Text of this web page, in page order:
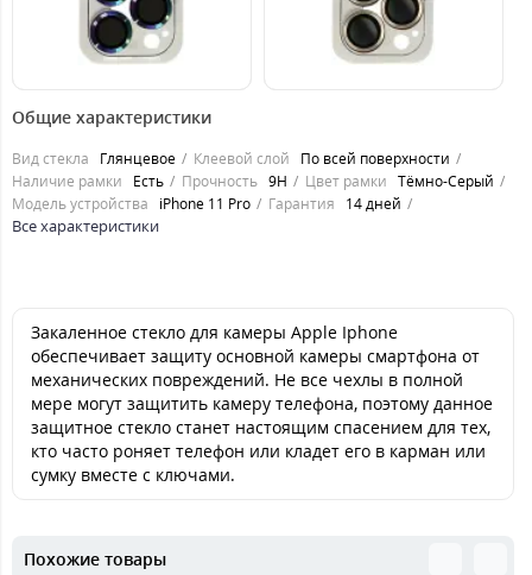
119 грн.
Общие характеристики
Вид стекла Глянцевое Клеевой слой
По всей поверхности
Наличие рамки
Есть Прочность 9H Цвет рамки Тёмно-Серый
Модель устройства
iPhone 11 Pro Гарантия 14 дней
Все характеристики
Закаленное стекло для камеры Apple Iphone
обеспечивает защиту основной камеры смартфона от
механических повреждений. Не все чехлы в полной
мере могут защитить камеру телефона, поэтому данное
защитное стекло станет настоящим спасением для тех,
кто часто роняет телефон или кладет его в карман или
сумку вместе с ключами.
Похожие товары